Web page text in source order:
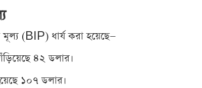
মূল্য (BIP) ধার্য করা হয়েছে—
৪২ ডলার।
১০৭ ডলার।